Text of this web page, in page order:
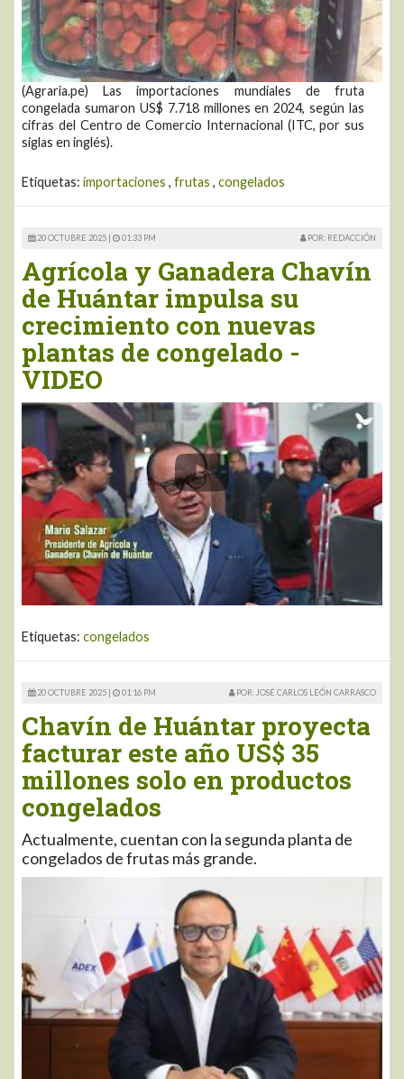
(Agraria.pe) Las importaciones mundiales de fruta
congelada sumaron US$ 7.718 millones en 2024, según las
cifras del Centro de Comercio Internacional (ITC, por sus
siglas en inglés).
Etiquetas: importaciones , frutas , congelados
20 OCTUBRE 2025 | 01:33 PM POR: REDACCIÓN
Agrícola y Ganadera Chavín
de Huántar impulsa su
crecimiento con nuevas
plantas de congelado -
VIDEO
Etiquetas: congelados
20 OCTUBRE 2025 | 01:16 PM POR: JOSÉ CARLOS LEÓN CARRASCO
Chavín de Huántar proyecta
facturar este año US$ 35
millones solo en productos
congelados
Actualmente, cuentan con la segunda planta de
congelados de frutas más grande.